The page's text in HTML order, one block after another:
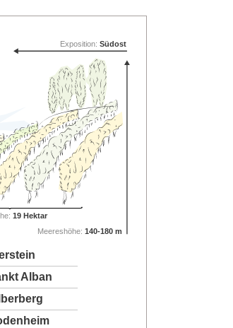
19 Hektar
Meereshöhe:140-180 m
Exposition:Südost
Alban